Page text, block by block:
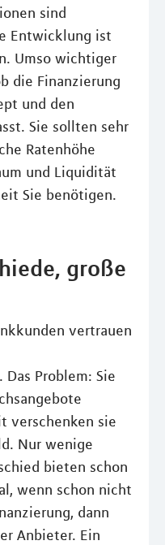
sind
Entwicklung ist
Umso wichtiger
die Finanzierung
und den
Sie sollten sehr
Ratenhöhe
und Liquidität
Sie benötigen.
große
vertrauen
Problem: Sie
verschenken sie
Nur wenige
bieten schon
wenn schon nicht
dann
Anbieter. Ein